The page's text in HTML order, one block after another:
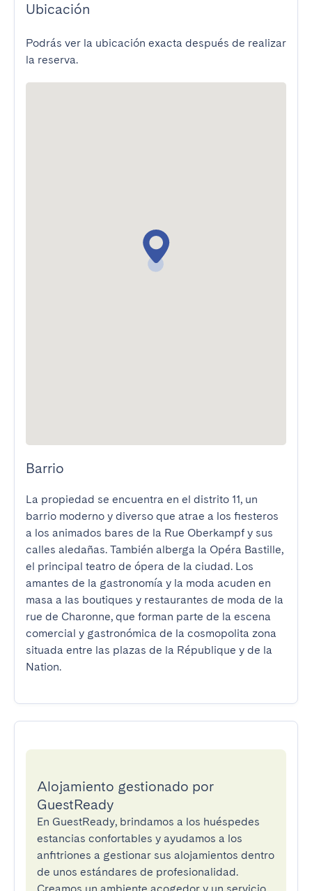
Ubicación
Podrás ver la ubicación exacta después de realizar
la reserva.
Barrio
La propiedad se encuentra en el distrito 11, un
barrio moderno y diverso que atrae a los fiesteros
a los animados bares de la Rue Oberkampf y sus
calles aledañas. También alberga la Opéra Bastille,
el principal teatro de ópera de la ciudad. Los
amantes de la gastronomía y la moda acuden en
masa a las boutiques y restaurantes de moda de la
rue de Charonne, que forman parte de la escena
comercial y gastronómica de la cosmopolita zona
situada entre las plazas de la République y de la
Nation.
Alojamiento gestionado por
GuestReady
En GuestReady, brindamos a los huéspedes
estancias confortables y ayudamos a los
anfitriones a gestionar sus alojamientos dentro
de unos estándares de profesionalidad.